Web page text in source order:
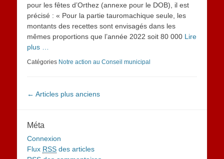
pour les fêtes d’Orthez (annexe pour le DOB), il est
précisé : « Pour la partie tauromachique seule, les
montants des recettes sont envisagés dans les
mêmes proportions que l’année 2022 soit 80 000 Lire
plus …
Catégories Notre action au Conseil municipal
Navigation
← Articles plus anciens
Méta
Connexion
Flux RSS des articles